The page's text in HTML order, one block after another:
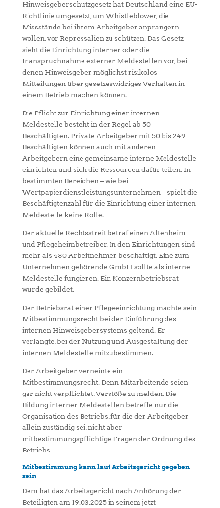
Hinweisgeberschutzgesetz hat Deutschland eine EU-
Richtlinie umgesetzt, um Whistleblower, die
Missstände bei ihrem Arbeitgeber anprangern
wollen, vor Repressalien zu schützen. Das Gesetz
sieht die Einrichtung interner oder die
Inanspruchnahme externer Meldestellen vor, bei
denen Hinweisgeber möglichst risikolos
Mitteilungen über gesetzeswidriges Verhalten in
einem Betrieb machen können.
Die Pflicht zur Einrichtung einer internen
Meldestelle besteht in der Regel ab 50
Beschäftigten. Private Arbeitgeber mit 50 bis 249
Beschäftigten können auch mit anderen
Arbeitgebern eine gemeinsame interne Meldestelle
einrichten und sich die Ressourcen dafür teilen. In
bestimmten Bereichen – wie bei
Wertpapierdienstleistungsunternehmen – spielt die
Beschäftigtenzahl für die Einrichtung einer internen
Meldestelle keine Rolle.
Der aktuelle Rechtsstreit betraf einen Altenheim-
und Pflegeheimbetreiber. In den Einrichtungen sind
mehr als 480 Arbeitnehmer beschäftigt. Eine zum
Unternehmen gehörende GmbH sollte als interne
Meldestelle fungieren. Ein Konzernbetriebsrat
wurde gebildet.
Der Betriebsrat einer Pflegeeinrichtung machte sein
Mitbestimmungsrecht bei der Einführung des
internen Hinweisgebersystems geltend. Er
verlangte, bei der Nutzung und Ausgestaltung der
internen Meldestelle mitzubestimmen.
Der Arbeitgeber verneinte ein
Mitbestimmungsrecht. Denn Mitarbeitende seien
gar nicht verpflichtet, Verstöße zu melden. Die
Bildung interner Meldestellen betreffe nur die
Organisation des Betriebs, für die der Arbeitgeber
allein zuständig sei, nicht aber
mitbestimmungspflichtige Fragen der Ordnung des
Betriebs.
Mitbestimmung kann laut Arbeitsgericht gegeben
sein
Dem hat das Arbeitsgericht nach Anhörung der
Beteiligten am 19.03.2025 in seinem jetzt